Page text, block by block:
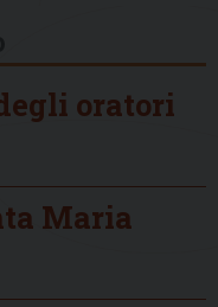
oratori
Maria